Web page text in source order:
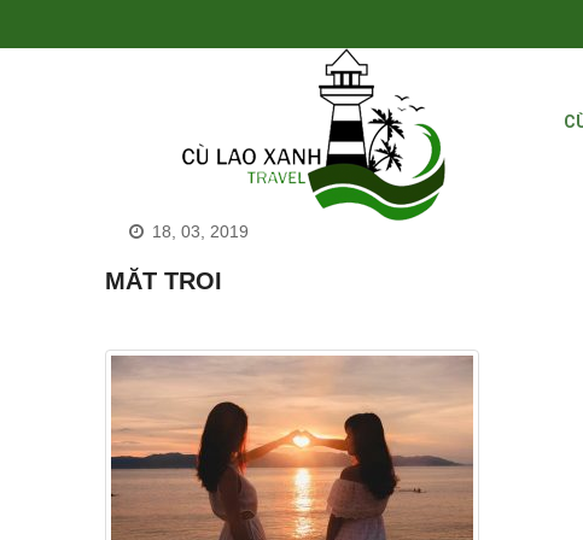
18, 03, 2019
MĂT TROI